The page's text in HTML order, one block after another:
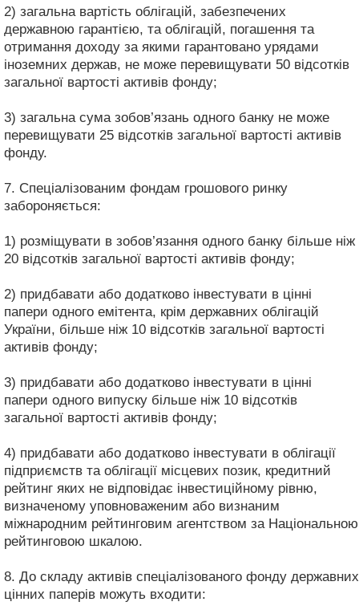
2) загальна вартість облігацій, забезпечених
державною гарантією, та облігацій, погашення та
отримання доходу за якими гарантовано урядами
іноземних держав, не може перевищувати 50 відсотків
загальної вартості активів фонду;
3) загальна сума зобов’язань одного банку не може
перевищувати 25 відсотків загальної вартості активів
фонду.
7. Спеціалізованим фондам грошового ринку
забороняється:
1) розміщувати в зобов’язання одного банку більше ніж
20 відсотків загальної вартості активів фонду;
2) придбавати або додатково інвестувати в цінні
папери одного емітента, крім державних облігацій
України, більше ніж 10 відсотків загальної вартості
активів фонду;
3) придбавати або додатково інвестувати в цінні
папери одного випуску більше ніж 10 відсотків
загальної вартості активів фонду;
4) придбавати або додатково інвестувати в облігації
підприємств та облігації місцевих позик, кредитний
рейтинг яких не відповідає інвестиційному рівню,
визначеному уповноваженим або визнаним
міжнародним рейтинговим агентством за Національною
рейтинговою шкалою.
8. До складу активів спеціалізованого фонду державних
цінних паперів можуть входити: